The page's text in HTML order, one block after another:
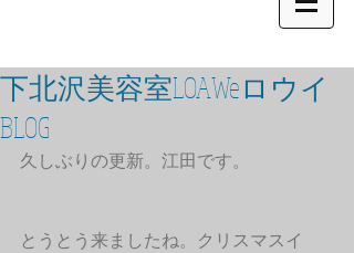
下北沢美容室LOAWeロウイ
BLOG
久しぶりの更新。江田です。
とうとう来ましたね。クリスマスイ